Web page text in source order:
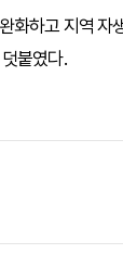
하고 지역 자
붙였다.